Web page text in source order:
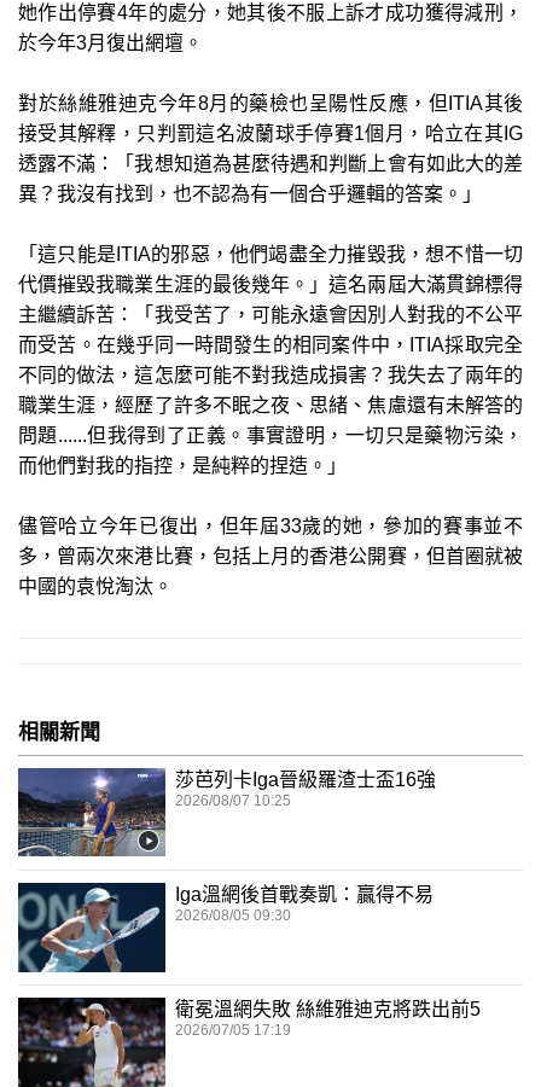
她作出停賽4年的處分，她其後不服上訴才成功獲得減刑，
於今年3月復出網壇。
對於絲維雅迪克今年8月的藥檢也呈陽性反應，但ITIA其後
接受其解釋，只判罰這名波蘭球手停賽1個月，哈立在其IG
透露不滿：「我想知道為甚麼待遇和判斷上會有如此大的差
異？我沒有找到，也不認為有一個合乎邏輯的答案。」
「這只能是ITIA的邪惡，他們竭盡全力摧毀我，想不惜一切
代價摧毀我職業生涯的最後幾年。」這名兩屆大滿貫錦標得
主繼續訴苦：「我受苦了，可能永遠會因別人對我的不公平
而受苦。在幾乎同一時間發生的相同案件中，ITIA採取完全
不同的做法，這怎麼可能不對我造成損害？我失去了兩年的
職業生涯，經歷了許多不眠之夜、思緒、焦慮還有未解答的
問題......但我得到了正義。事實證明，一切只是藥物污染，
而他們對我的指控，是純粹的捏造。」
儘管哈立今年已復出，但年屆33歲的她，參加的賽事並不
多，曾兩次來港比賽，包括上月的香港公開賽，但首圈就被
中國的袁悅淘汰。
相關新聞
莎芭列卡Iga晉級羅渣士盃16強
2026/08/07 10:25
Iga溫網後首戰奏凱：贏得不易
2026/08/05 09:30
衛冕溫網失敗 絲維雅迪克將跌出前5
2026/07/05 17:19